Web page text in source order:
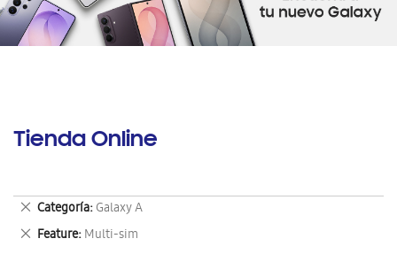
Tienda Online
Categoría Galaxy A
Eliminar
este
artículo
Feature Multi-sim
Eliminar